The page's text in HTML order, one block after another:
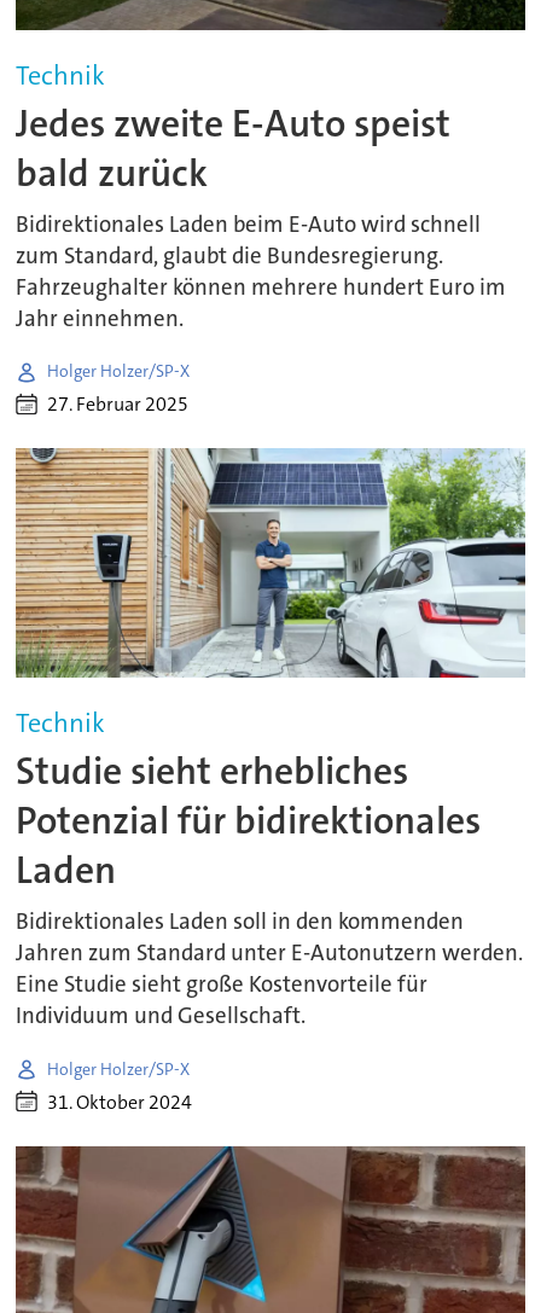
Technik
Jedes zweite E-Auto speist
bald zurück
Bidirektionales Laden beim E-Auto wird schnell
zum Standard, glaubt die Bundesregierung.
Fahrzeughalter können mehrere hundert Euro im
Jahr einnehmen.
Holger Holzer/SP-X
27. Februar 2025
Technik
Studie sieht erhebliches
Potenzial für bidirektionales
Laden
Bidirektionales Laden soll in den kommenden
Jahren zum Standard unter E-Autonutzern werden.
Eine Studie sieht große Kostenvorteile für
Individuum und Gesellschaft.
Holger Holzer/SP-X
31. Oktober 2024